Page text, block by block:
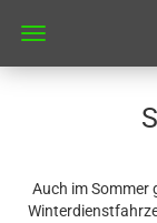
Auch im Sommer